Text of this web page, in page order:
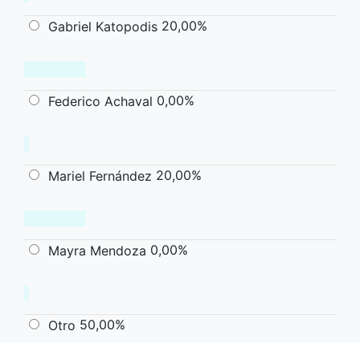
Gabriel Katopodis 20,00%
Federico Achaval 0,00%
Mariel Fernández 20,00%
Mayra Mendoza 0,00%
Otro 50,00%